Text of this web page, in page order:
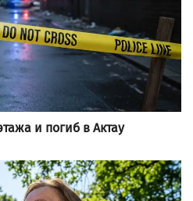
и погиб в Актау